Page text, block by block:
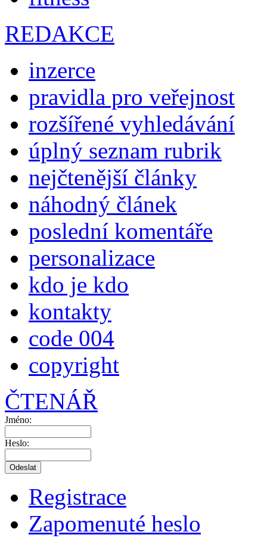
REDAKCE
inzerce
pravidla pro veřejnost
rozšířené vyhledávání
úplný seznam rubrik
nejčtenější články
náhodný článek
poslední komentáře
personalizace
kdo je kdo
kontakty
code 004
copyright
ČTENÁŘ
Jméno:
Heslo:
Registrace
Zapomenuté heslo